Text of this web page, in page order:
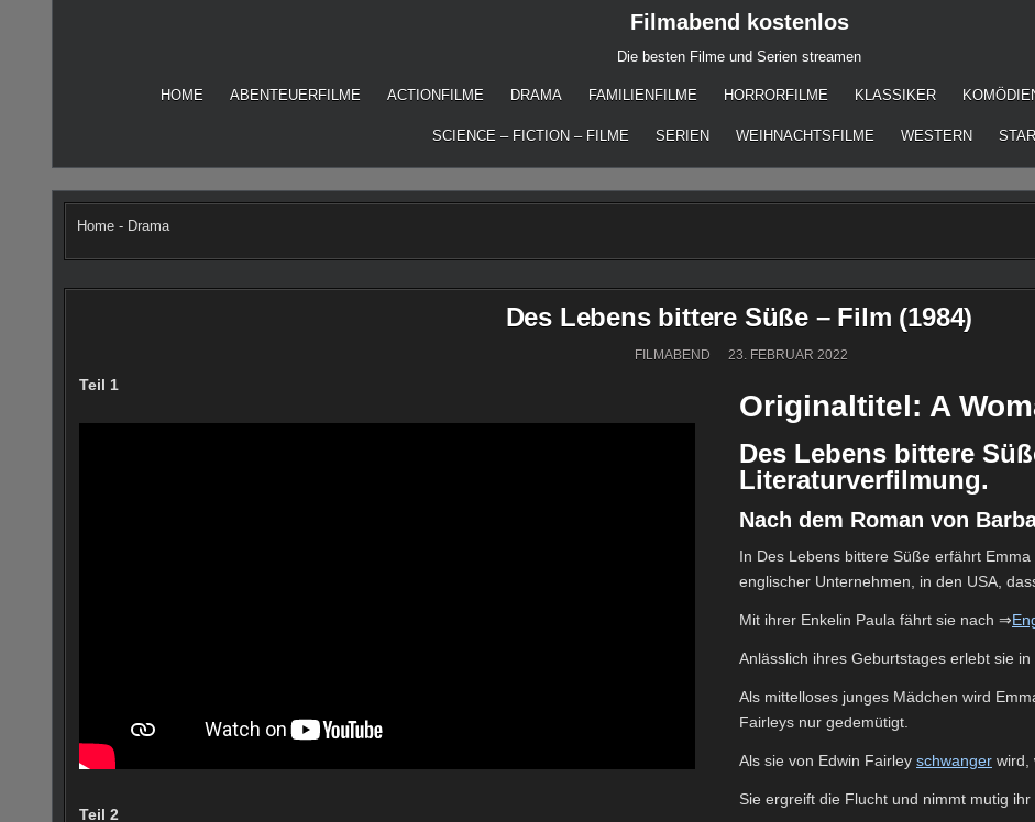
Filmabend kostenlos
Die besten Filme und Serien streamen
HOME ABENTEUERFILME ACTIONFILME DRAMA FAMILIENFILME HORRORFILME KLASSIKER
SCIENCE – FICTION – FILME SERIEN WEIHNACHTSFILME WESTERN
Home - Drama
Des Lebens bittere Süße – Film (1984)
FILMABEND 23. FEBRUAR 2022
Teil 1
Teil 2
Originaltitel: A
Des Lebens bittere
Literaturverfilmung.
Nach dem Roman von
In Des Lebens bittere Süße erfährt
englischer Unternehmen, in den USA,
Mit ihrer Enkelin Paula fährt sie nach ⇒
Anlässlich ihres Geburtstages erlebt sie
Als mittelloses junges Mädchen wird
Fairleys nur gedemütigt.
Als sie von Edwin Fairley schwanger wird,
Sie ergreift die Flucht und nimmt mutig ihr